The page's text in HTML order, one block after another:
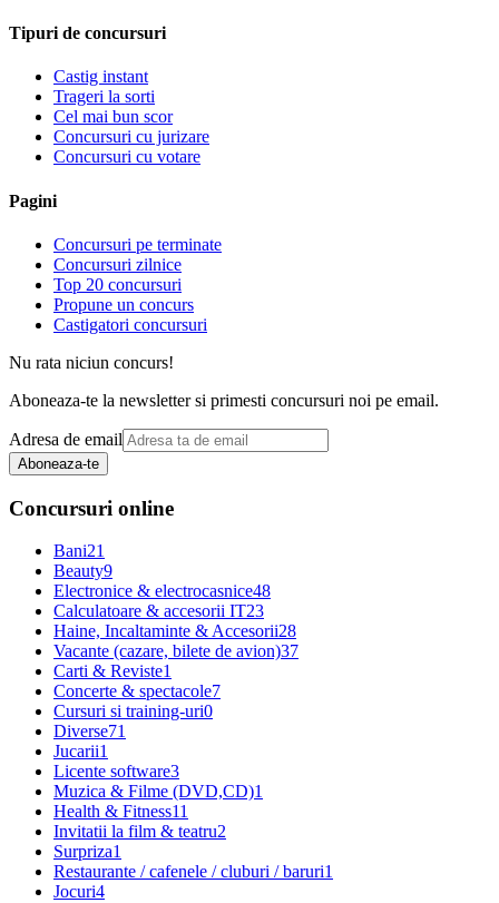
Tipuri de concursuri
Castig instant
Trageri la sorti
Cel mai bun scor
Concursuri cu jurizare
Concursuri cu votare
Pagini
Concursuri pe terminate
Concursuri zilnice
Top 20 concursuri
Propune un concurs
Castigatori concursuri
Nu rata niciun concurs!
Aboneaza-te la newsletter si primesti concursuri noi pe email.
Adresa de email
Aboneaza-te
Concursuri online
Bani21
Beauty9
Electronice & electrocasnice48
Calculatoare & accesorii IT23
Haine, Incaltaminte & Accesorii28
Vacante (cazare, bilete de avion)37
Carti & Reviste1
Concerte & spectacole7
Cursuri si training-uri0
Diverse71
Jucarii1
Licente software3
Muzica & Filme (DVD,CD)1
Health & Fitness11
Invitatii la film & teatru2
Surpriza1
Restaurante / cafenele / cluburi / baruri1
Jocuri4